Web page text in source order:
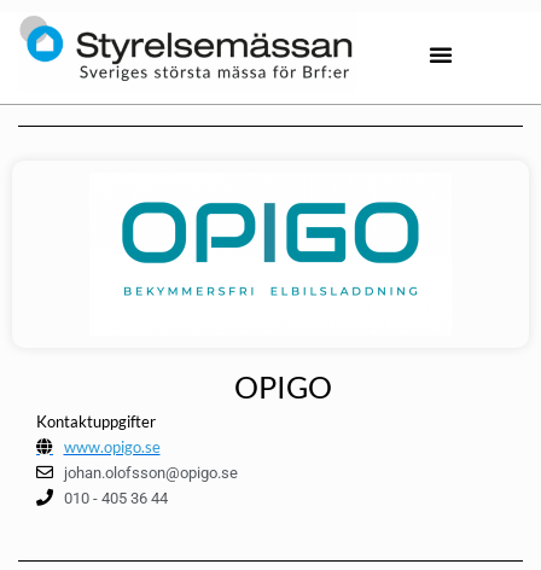
OPIGO
Kontaktuppgifter
www.opigo.se
johan.olofsson@opigo.se
010 - 405 36 44